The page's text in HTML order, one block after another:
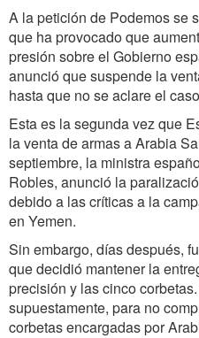
A la petición de Podemos se
que ha provocado que
presión sobre el Gobierno
anunció que suspende la
hasta que no se aclare el
Esta es la segunda vez que
la venta de armas a Arabia
septiembre, la ministra
Robles, anunció la
debido a las críticas a la
en Yemen.
Sin embargo, días después,
que decidió mantener la
precisión y las cinco
supuestamente, para no
corbetas encargadas por